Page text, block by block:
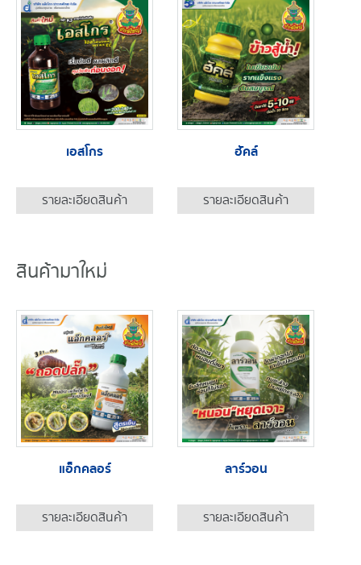
เอสโกร
รายละเอียดสินค้า
ฮัคล์
รายละเอียดสินค้า
สินค้ามาใหม่
แอ็กคลอร์
รายละเอียดสินค้า
ลาร์วอน
รายละเอียดสินค้า